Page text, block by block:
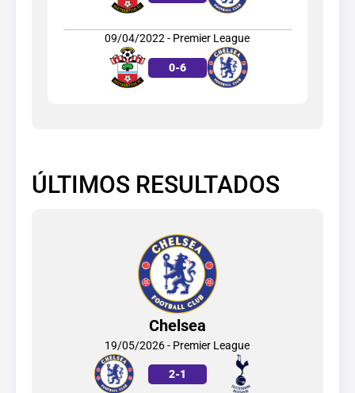
09/04/2022 - Premier League
0-6
ÚLTIMOS RESULTADOS
Chelsea
19/05/2026 - Premier League
2-1